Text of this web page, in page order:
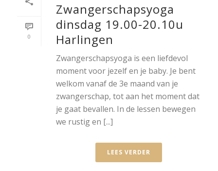
0
Zwangerschapsyoga
dinsdag 19.00-20.10u
Harlingen
Zwangerschapsyoga is een liefdevol
moment voor jezelf en je baby. Je bent
welkom vanaf de 3e maand van je
zwangerschap, tot aan het moment dat
je gaat bevallen. In de lessen bewegen
we rustig en [...]
LEES VERDER